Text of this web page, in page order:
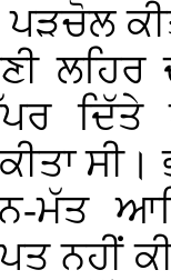
ਲਹਿਰ
ਦਿੱਤੇ
ਮੱਤ
ਨਹੀਂ